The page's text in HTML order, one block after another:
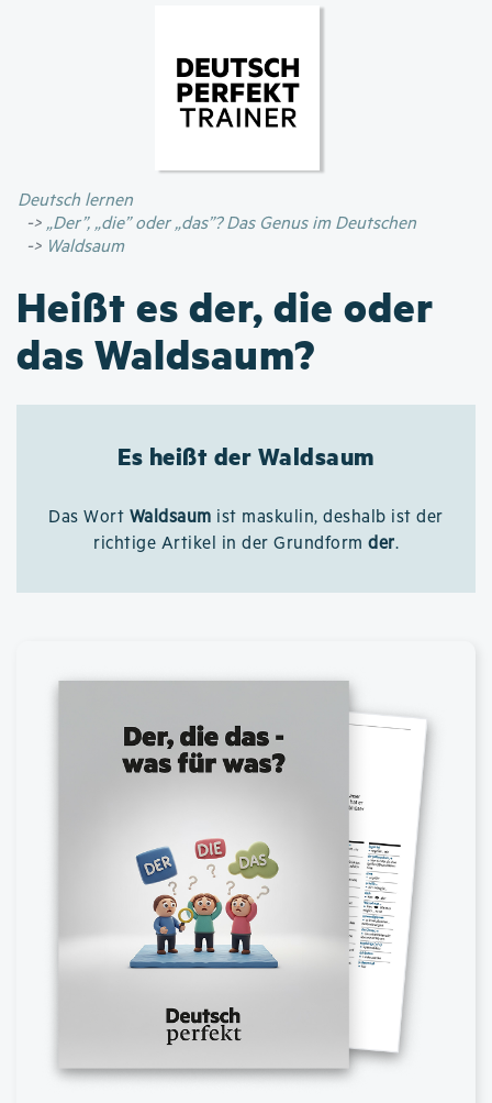
Inhalt
Deutsch lernen
„Der”, „die” oder „das”? Das Genus im Deutschen
Waldsaum
Heißt es der, die oder
das Waldsaum?
Es heißt der Waldsaum
Das Wort Waldsaum ist maskulin, deshalb ist der
richtige Artikel in der Grundform der.